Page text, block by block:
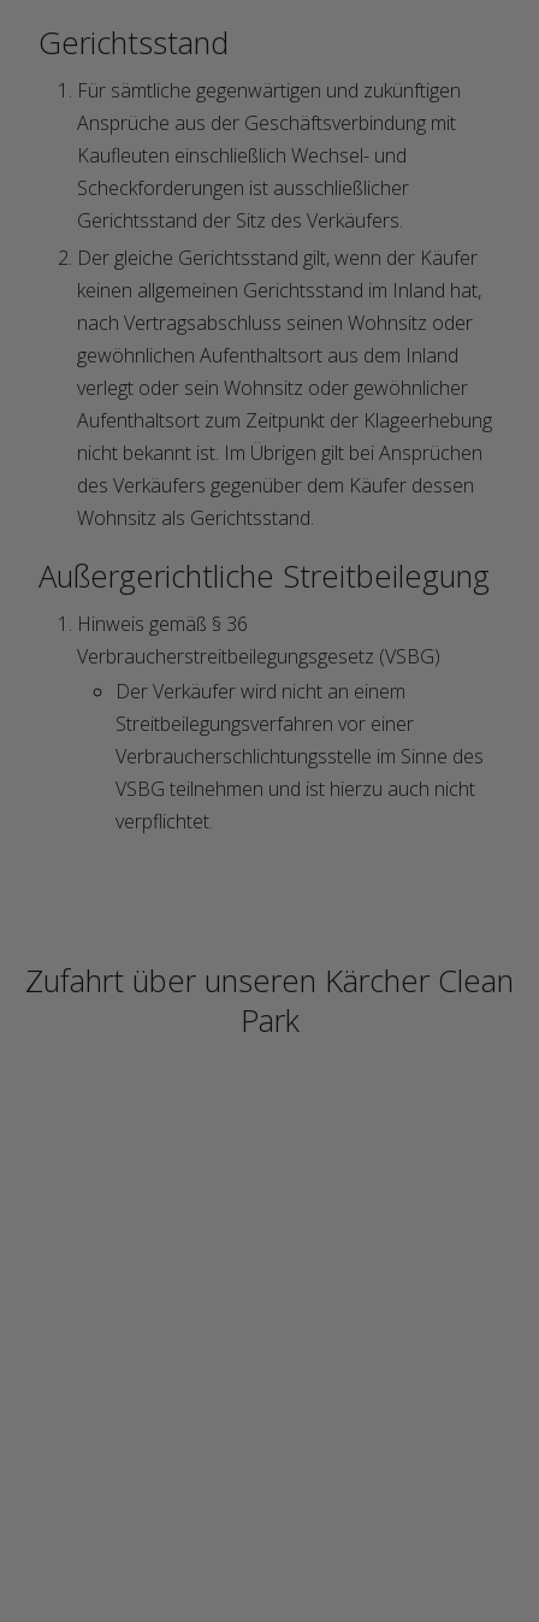
Gerichtsstand
Für sämtliche gegenwärtigen und zukünftigen
Ansprüche aus der Geschäftsverbindung mit
Kaufleuten einschließlich Wechsel- und
Scheckforderungen ist ausschließlicher
Gerichtsstand der Sitz des Verkäufers.
Der gleiche Gerichtsstand gilt, wenn der Käufer
keinen allgemeinen Gerichtsstand im Inland hat,
nach Vertragsabschluss seinen Wohnsitz oder
gewöhnlichen Aufenthaltsort aus dem Inland
verlegt oder sein Wohnsitz oder gewöhnlicher
Aufenthaltsort zum Zeitpunkt der Klageerhebung
nicht bekannt ist. Im Übrigen gilt bei Ansprüchen
des Verkäufers gegenüber dem Käufer dessen
Wohnsitz als Gerichtsstand.
Außergerichtliche Streitbeilegung
Hinweis gemäß § 36
Verbraucherstreitbeilegungsgesetz (VSBG)
Der Verkäufer wird nicht an einem
Streitbeilegungsverfahren vor einer
Verbraucherschlichtungsstelle im Sinne des
VSBG teilnehmen und ist hierzu auch nicht
verpflichtet.
Zufahrt über unseren Kärcher Clean
Park